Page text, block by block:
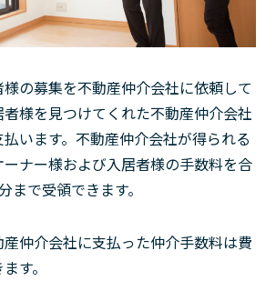
の募集を不動産仲介会社に依頼して
様を見つけてくれた不動産仲介会社
います。不動産仲介会社が得られる
ナー様および入居者様の手数料を合
まで受領できます。
仲介会社に支払った仲介手数料は費
す。